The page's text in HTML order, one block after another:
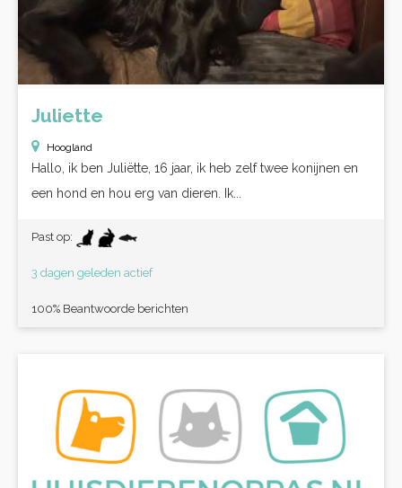
Juliette
Hoogland
Hallo, ik ben Juliëtte, 16 jaar, ik heb zelf twee konijnen en
een hond en hou erg van dieren. Ik...
Past op:
3 dagen geleden actief
100% Beantwoorde berichten